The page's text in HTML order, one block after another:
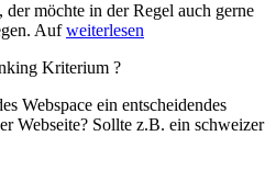
der möchte in der Regel auch gerne
Aufweiterlesen
Kriterium ?
Webspace ein entscheidendes
Webseite? Sollte z.B. ein schweizer